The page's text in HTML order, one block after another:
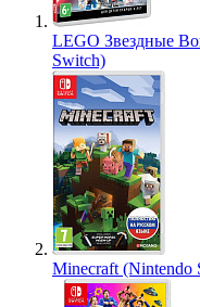
LEGO Звездные
Switch)
Minecraft (Nintendo